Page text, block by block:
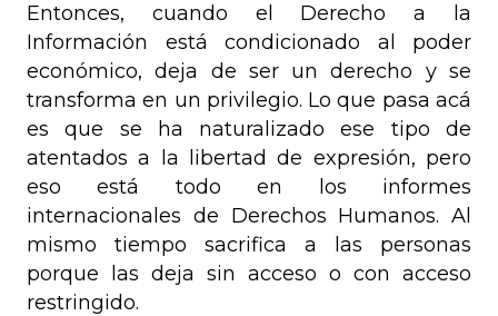
Entonces, cuando el Derecho a la
Información está condicionado al poder
económico, deja de ser un derecho y se
transforma en un privilegio. Lo que pasa acá
es que se ha naturalizado ese tipo de
atentados a la libertad de expresión, pero
eso está todo en los informes
internacionales de Derechos Humanos. Al
mismo tiempo sacrifica a las personas
porque las deja sin acceso o con acceso
restringido.